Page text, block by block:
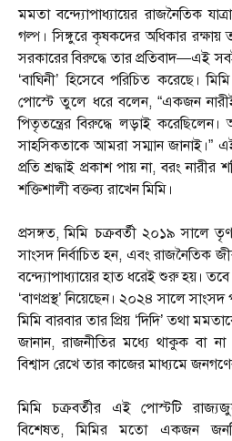
মমতা বন্দ্যোপাধ্যায়ের রাজনৈতিক
গল্প। সিঙ্গুরে কৃষকদের অধিকার রক্ষায়
সরকারের বিরুদ্ধে তার প্রতিবাদ—এই
‘বাঘিনী’ হিসেবে পরিচিত করেছে।
পোস্টে তুলে ধরে বলেন, “একজন নারীই
পিতৃতন্ত্রের বিরুদ্ধে লড়াই
সাহসিকতাকে আমরা সম্মান জানাই।”
প্রতি শ্রদ্ধাই প্রকাশ পায় না, বরং
শক্তিশালী বক্তব্য রাখেন মিমি।
প্রসঙ্গত, মিমি চক্রবর্তী ২০১৯ সালে
সাংসদ নির্বাচিত হন, এবং রাজনৈতিক
বন্দ্যোপাধ্যায়ের হাত ধরেই শুরু হয়।
‘বাণপ্রস্থ’ নিয়েছেন। ২০২৪ সালে
মিমি বারবার তার প্রিয় ‘দিদি’ তথা
জানান, রাজনীতির মধ্যে থাকুক বা
বিশ্বাস রেখে তার কাজের মাধ্যমে
মিমি চক্রবর্তীর এই পোস্টটি
বিশেষত, মিমির মতো একজন